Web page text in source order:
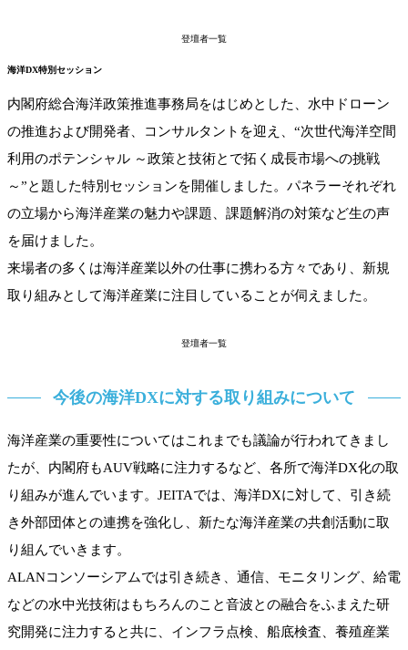
登壇者一覧
海洋DX特別セッション
内閣府総合海洋政策推進事務局をはじめとした、水中ドローン
の推進および開発者、コンサルタントを迎え、“次世代海洋空間
利用のポテンシャル ～政策と技術とで拓く成長市場への挑戦
～”と題した特別セッションを開催しました。パネラーそれぞれ
の立場から海洋産業の魅力や課題、課題解消の対策など生の声
を届けました。
来場者の多くは海洋産業以外の仕事に携わる方々であり、新規
取り組みとして海洋産業に注目していることが伺えました。
登壇者一覧
今後の海洋DXに対する取り組みについて
海洋産業の重要性についてはこれまでも議論が行われてきまし
たが、内閣府もAUV戦略に注力するなど、各所で海洋DX化の取
り組みが進んでいます。JEITAでは、海洋DXに対して、引き続
き外部団体との連携を強化し、新たな海洋産業の共創活動に取
り組んでいきます。
ALANコンソーシアムでは引き続き、通信、モニタリング、給電
などの水中光技術はもちろんのこと音波との融合をふまえた研
究開発に注力すると共に、インフラ点検、船底検査、養殖産業